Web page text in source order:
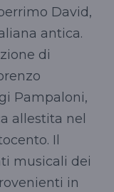
David,
antica.
di
Pampaloni,
allestita nel
Il
musicali dei
in